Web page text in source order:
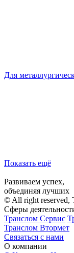
Для
Показать ещё
Развиваем успех,
объединяя лучших
© All right reserved,
Сферы
Транслом Сервис
Транслом Втормет
Связаться с нами
О компании